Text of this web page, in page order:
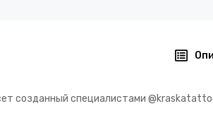
созданный специалистами